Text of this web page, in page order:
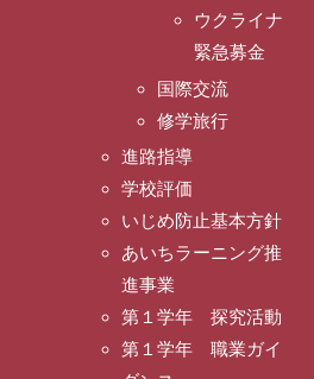
ウクライナ
緊急募金
国際交流
修学旅行
進路指導
学校評価
いじめ防止基本方針
あいちラーニング推
進事業
第１学年 探究活動
第１学年 職業ガイ